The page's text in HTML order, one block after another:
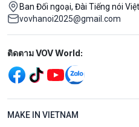
Ban Đối ngoại, Đài Tiếng nói
vovhanoi2025@gmail.com
Mạng xã hội
ติดตาม VOV World:
menu footer tiếng
MAKE IN VIETNAM